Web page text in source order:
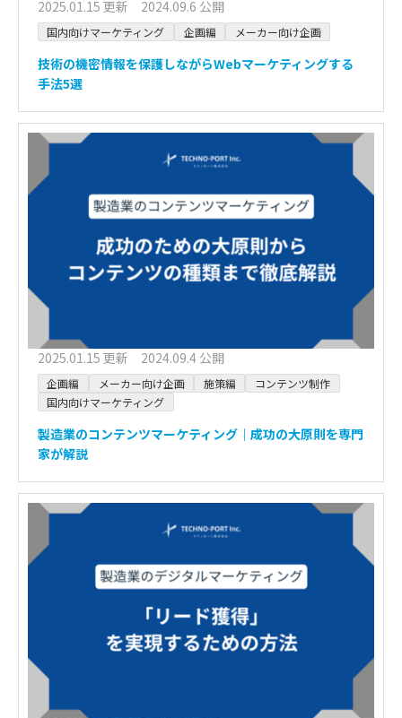
2025.01.15 更新 2024.09.6 公開
国内向けマーケティング 企画編 メーカー向け企画
技術の機密情報を保護しながらWebマーケティングする
手法5選
2025.01.15 更新 2024.09.4 公開
企画編 メーカー向け企画 施策編
コンテンツ制作
国内向けマーケティング
製造業のコンテンツマーケティング｜成功の大原則を専門
家が解説